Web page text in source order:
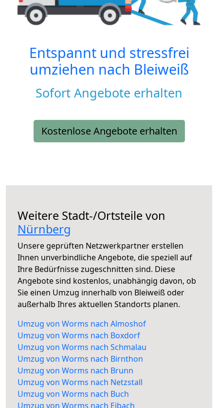
Entspannt und stressfrei
umziehen nach Bleiweiß
Sofort Angebote erhalten
Kostenlose Angebote erhalten
Weitere Stadt-/Ortsteile von
Nürnberg
Unsere geprüften Netzwerkpartner erstellen
Ihnen unverbindliche Angebote, die speziell auf
Ihre Bedürfnisse zugeschnitten sind. Diese
Angebote sind kostenlos, unabhängig davon, ob
Sie einen Umzug innerhalb von Bleiweiß oder
außerhalb Ihres aktuellen Standorts planen.
Umzug von Worms nach Almoshof
Umzug von Worms nach Boxdorf
Umzug von Worms nach Schmalau
Umzug von Worms nach Birnthon
Umzug von Worms nach Brunn
Umzug von Worms nach Netzstall
Umzug von Worms nach Buch
Umzug von Worms nach Eibach